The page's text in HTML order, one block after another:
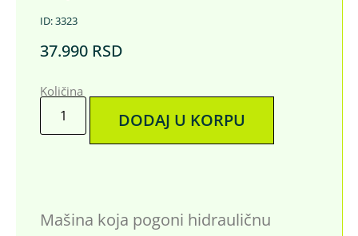
ID: 3323
37.990 RSD
Količina
DODAJ U KORPU
Mašina koja pogoni hidrauličnu